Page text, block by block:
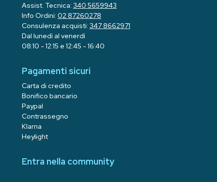
Assist. Tecnica: 340 5659943
Info Ordini: 02 87260278
Consulenza acquisti: 347 8662971
Dal lunedì al venerdì
08:10 - 12:15 e 12:45 - 16:40
Pagamenti sicuri
Carta di credito
Bonifico bancario
Paypal
Contrassegno
Klarna
Heylight
Entra nella community